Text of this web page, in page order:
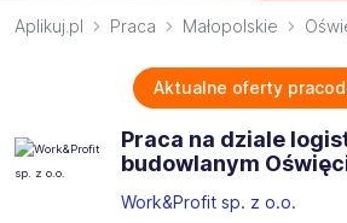
Aplikuj.pl Praca Małopolskie
Aktualne oferty
Praca na dziale
budowlanym
Work&Profit sp. z o.o.